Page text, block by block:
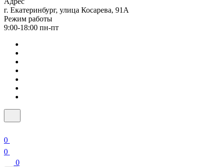
г. Екатеринбург, улица Косарева, 91А
Режим работы
9:00-18:00 пн-пт
0
0
0